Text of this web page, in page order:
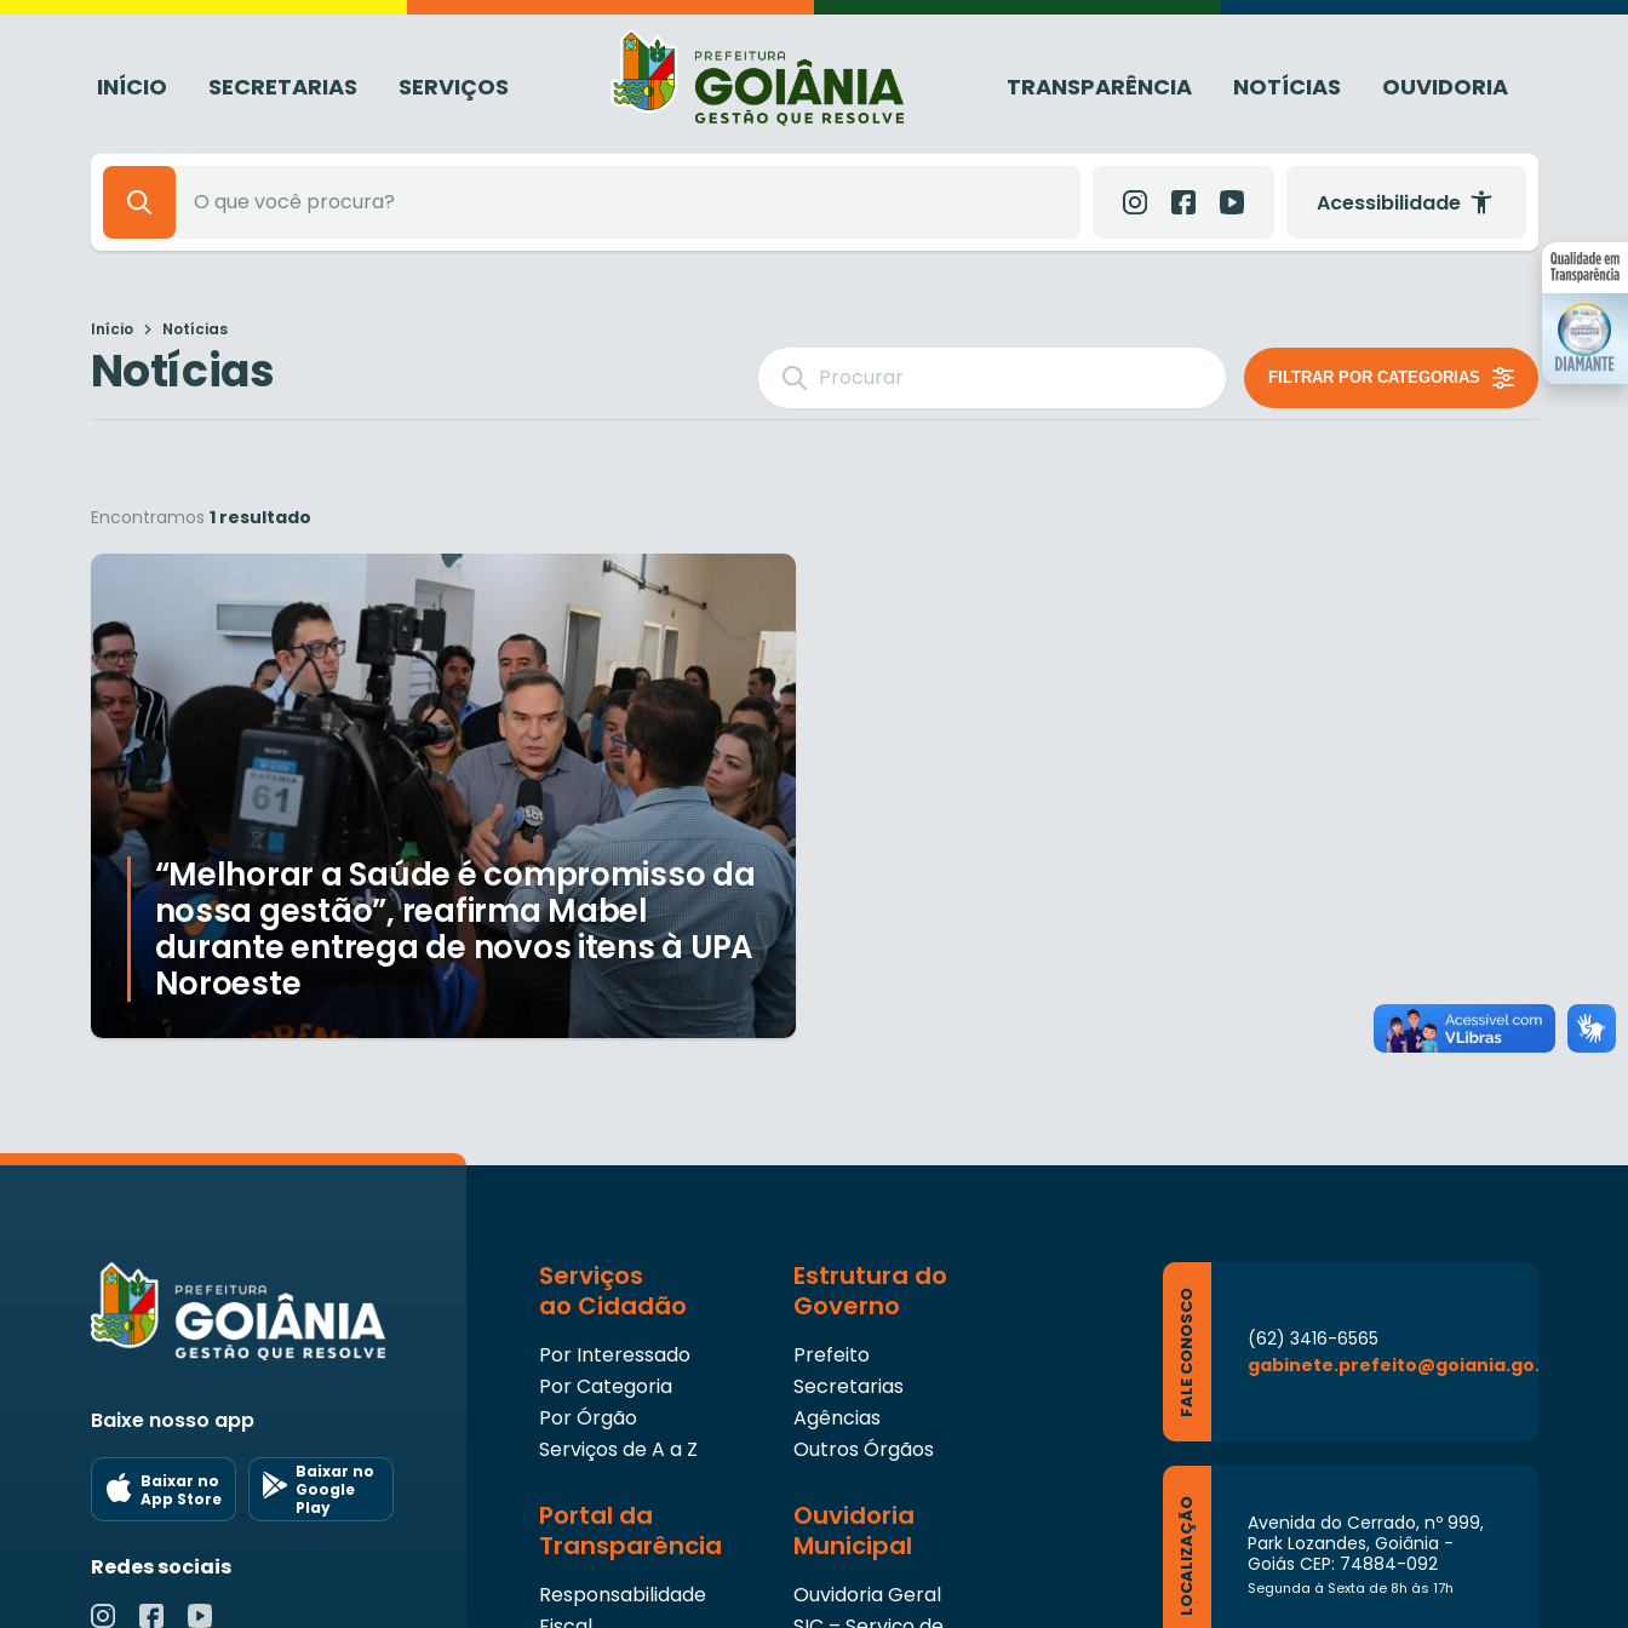
INÍCIO SECRETARIAS SERVIÇOS TRANSPARÊNCIA NOTÍCIAS OUVIDORIA
Acessibilidade
Início Notícias
Notícias FILTRAR POR CATEGORIAS
Encontramos 1 resultado
“Melhorar a Saúde é compromisso da
nossa gestão”, reafirma Mabel
durante entrega de novos itens à UPA
Noroeste
Baixe nosso app
Baixar no
App Store
Baixar no
Google
Play
Redes sociais
Serviços
ao Cidadão
Por Interessado
Por Categoria
Por Órgão
Serviços de A a Z
Estrutura do
Governo
Prefeito
Secretarias
Agências
Outros Órgãos
Portal da
Transparência
Responsabilidade
Ouvidoria
Municipal
Ouvidoria Geral
FALE CONOSCO
(62) 3416-6565
gabinete.prefeito@goiania.go.gov.br
LOCALIZAÇÃO
Avenida do Cerrado, nº 999,
Park Lozandes, Goiânia -
Goiás CEP: 74884-092
Segunda à Sexta de 8h às 17h